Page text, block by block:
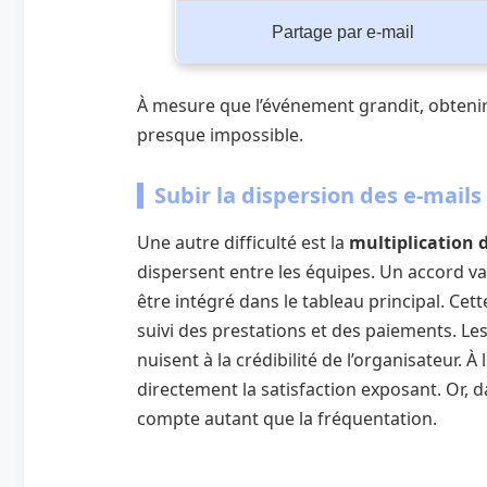
Partage par e-mail
À mesure que l’événement grandit,
presque impossible.
Subir la dispersion des e-
Une autre difficulté est la multiplication
dispersent entre les équipes. Un accord
être intégré dans le tableau principal.
suivi des prestations et des paiements.
nuisent à la crédibilité de l’organisateur.
directement la satisfaction exposant. Or,
compte autant que la fréquentation.